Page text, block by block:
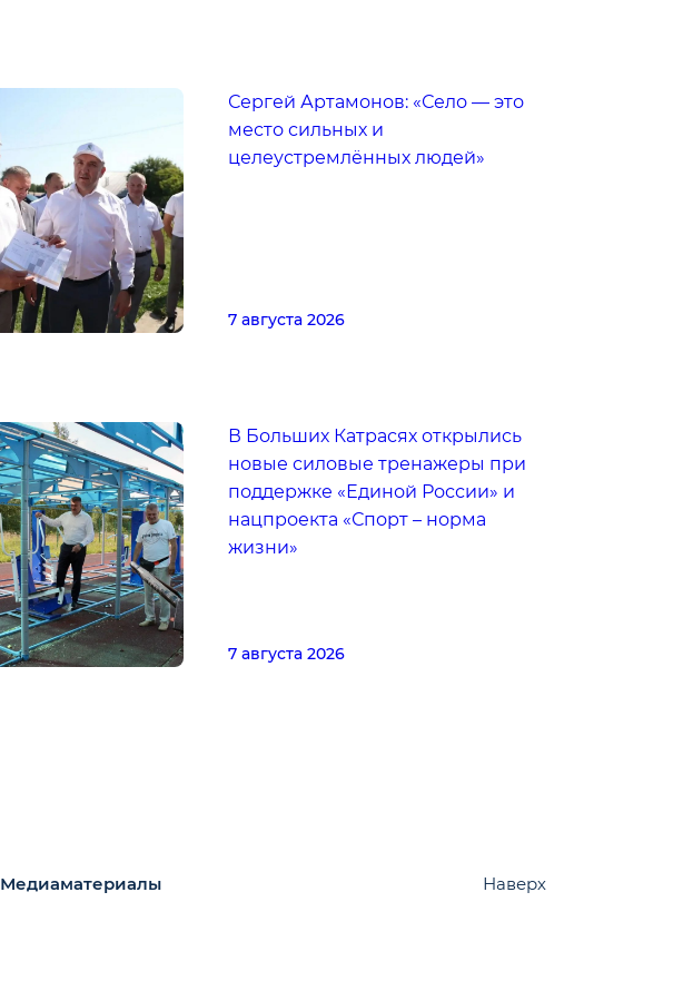
Сергей Артамонов: «Село — это
место сильных и
целеустремлённых людей»
7 августа 2026
В Больших Катрасях открылись
новые силовые тренажеры при
поддержке «Единой России» и
нацпроекта «Спорт – норма
жизни»
7 августа 2026
Медиаматериалы Наверх